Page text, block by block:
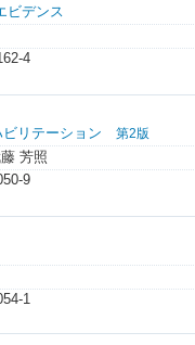
ビデンス
4
ビリテーション 第2版
芳照
9
1